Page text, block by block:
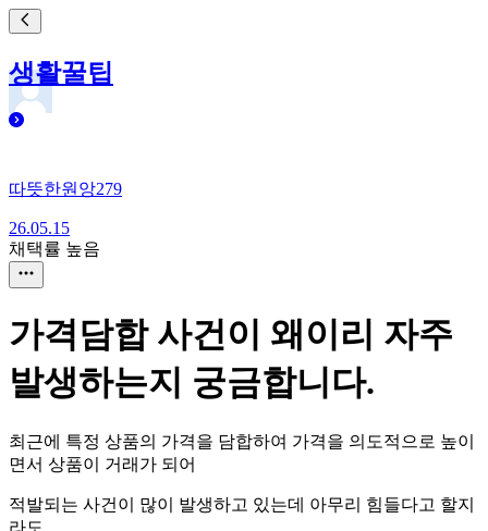
생활꿀팁
따뜻한원앙279
26.05.15
채택률 높음
가격담합 사건이 왜이리 자주
발생하는지 궁금합니다.
최근에 특정 상품의 가격을 담합하여 가격을 의도적으로 높이
면서 상품이 거래가 되어
적발되는 사건이 많이 발생하고 있는데 아무리 힘들다고 할지
라도